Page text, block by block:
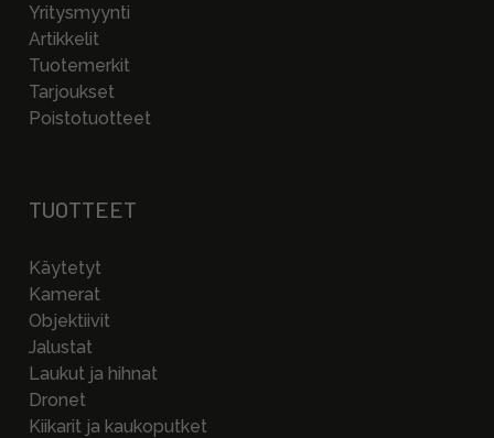
Yritysmyynti
Artikkelit
Tuotemerkit
Tarjoukset
Poistotuotteet
TUOTTEET
Käytetyt
Kamerat
Objektiivit
Jalustat
Laukut ja hihnat
Dronet
Kiikarit ja kaukoputket